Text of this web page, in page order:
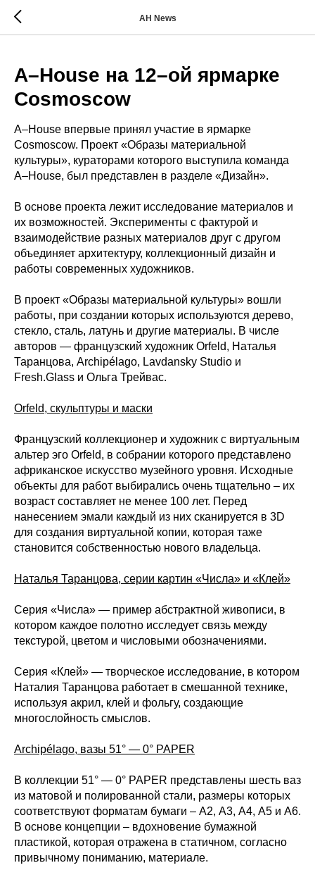
AH News
A–House на 12–ой ярмарке
Cosmoscow
A–House впервые принял участие в ярмарке
Cosmoscow. Проект «Образы материальной
культуры», кураторами которого выступила команда
A–House, был представлен в разделе «Дизайн».
В основе проекта лежит исследование материалов и
их возможностей. Эксперименты с фактурой и
взаимодействие разных материалов друг с другом
объединяет архитектуру, коллекционный дизайн и
работы современных художников.
В проект «Образы материальной культуры» вошли
работы, при создании которых используются дерево,
стекло, сталь, латунь и другие материалы. В числе
авторов — французский художник Orfeld, Наталья
Таранцова, Archipélago, Lavdansky Studio и
Fresh.Glass и Ольга Трейвас.
Orfeld, скульптуры и маски
Французский коллекционер и художник с виртуальным
альтер эго Orfeld, в собрании которого представлено
африканское искусство музейного уровня. Исходные
объекты для работ выбирались очень тщательно – их
возраст составляет не менее 100 лет. Перед
нанесением эмали каждый из них сканируется в 3D
для создания виртуальной копии, которая таже
становится собственностью нового владельца.
Наталья Таранцова, серии картин «Числа» и «Клей»
Cерия «Числа» — пример абстрактной живописи, в
котором каждое полотно исследует связь между
текстурой, цветом и числовыми обозначениями.
Серия «Клей» — творческое исследование, в котором
Наталия Таранцова работает в смешанной технике,
используя акрил, клей и фольгу, создающие
многослойность смыслов.
Archipélago, вазы 51° — 0° PAPER
В коллекции 51° — 0° PAPER представлены шесть ваз
из матовой и полированной стали, размеры которых
соответствуют форматам бумаги – А2, А3, А4, А5 и А6.
В основе концепции – вдохновение бумажной
пластикой, которая отражена в статичном, согласно
привычному пониманию, материале.